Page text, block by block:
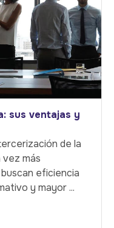
sus ventajas y
de la
vez más
eficiencia
y mayor ...